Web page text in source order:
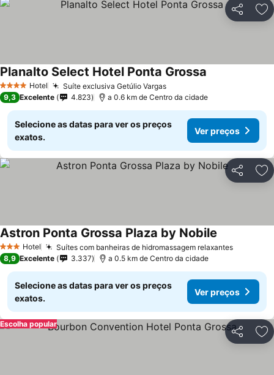
Partilhar
4 EstrelasHotel Suíte exclusiva Getúlio Vargas
Planalto Select Hotel Ponta Grossa
9,3 Excelente 4.823 a 0.6 km de Centro da cidade
Selecione as datas para ver os preços
exatos.
Ver preços
Partilhar
3 EstrelasHotel Suítes com banheiras de hidromassagem relaxantes
Astron Ponta Grossa Plaza by Nobile
8,9 Excelente 3.337 a 0.5 km de Centro da cidade
Selecione as datas para ver os preços
exatos.
Ver preços
Partilhar
Escolha popular